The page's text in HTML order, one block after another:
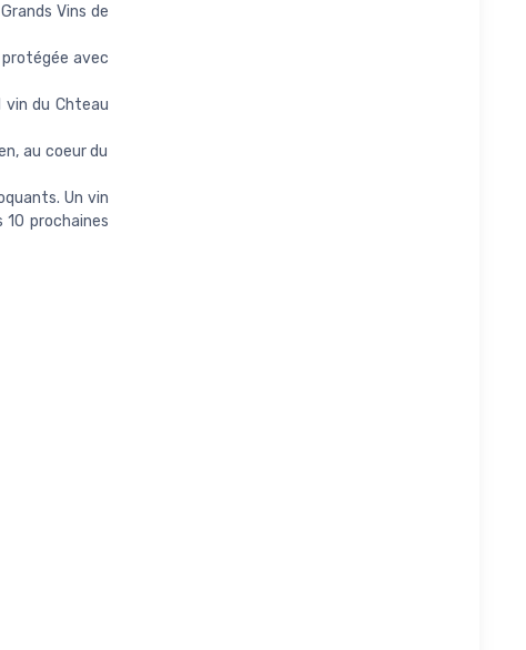
Vins de
avec
vin du Chteau
au coeur du
Un vin
prochaines